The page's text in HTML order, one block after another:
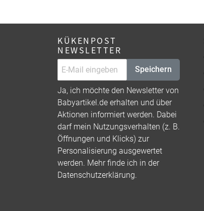
KÜKENPOST
NEWSLETTER
Speichern
Ja, ich möchte den Newsletter von
Babyartikel.de erhalten und über
Aktionen informiert werden. Dabei
darf mein Nutzungsverhalten (z. B.
Öffnungen und Klicks) zur
Personalisierung ausgewertet
werden. Mehr finde ich in der
Datenschutzerklärung.